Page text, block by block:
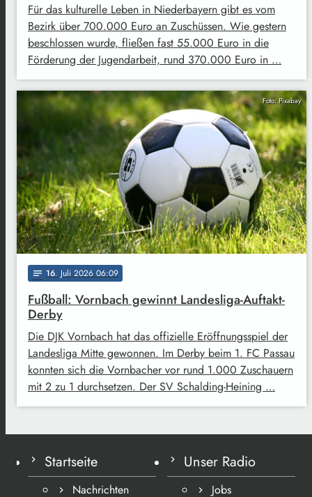
Für das kulturelle Leben in Niederbayern gibt es vom
Bezirk über 700.000 Euro an Zuschüssen. Wie gestern
beschlossen wurde, fließen fast 55.000 Euro in die
Förderung der Jugendarbeit, rund 370.000 Euro in …
Foto: Pixabay
notes 16. Juli 2026 06:09
Fußball: Vornbach gewinnt Landesliga-Auftakt-
Derby
Die DJK Vornbach hat das offizielle Eröffnungsspiel der
Landesliga Mitte gewonnen. Im Derby beim 1. FC Passau
konnten sich die Vornbacher vor rund 1.000 Zuschauern
mit 2 zu 1 durchsetzen. Der SV Schalding-Heining …
Startseite
Nachrichten
Unser Radio
Jobs